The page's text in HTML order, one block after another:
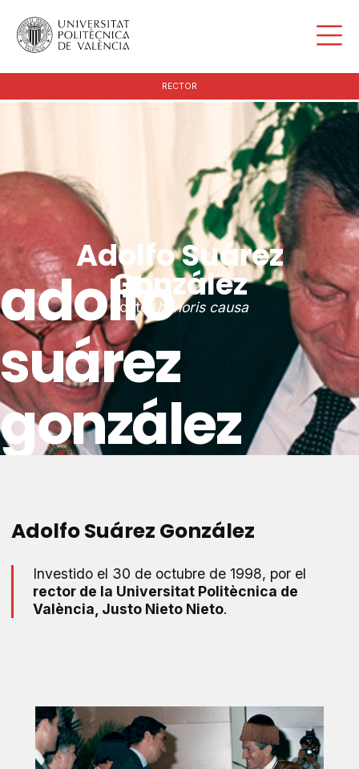
RECTOR
adolfo
suárez
gonzález
Adolfo Suárez
González
doctor honoris causa
Adolfo Suárez González
Investido el 30 de octubre de 1998, por el
rector de la Universitat Politècnica de
València, Justo Nieto Nieto.